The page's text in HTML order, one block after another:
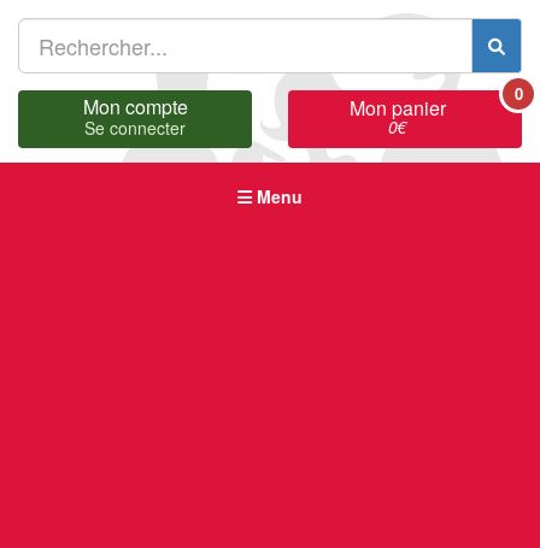
Mon compte
Se connecter
Mon panier
0€
0
Menu